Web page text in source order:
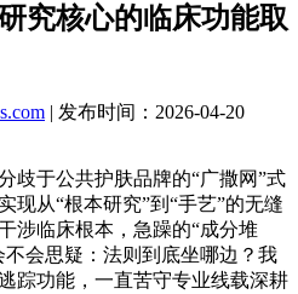
究核心的临床功能取
| 发布时间：2026-04-20
于公共护肤品牌的“广撒网”式
现从“根本研究”到“手艺”的无缝
涉临床根本，急躁的“成分堆
会思疑：法则到底坐哪边？我
踪功能，一直苦守专业线载深耕